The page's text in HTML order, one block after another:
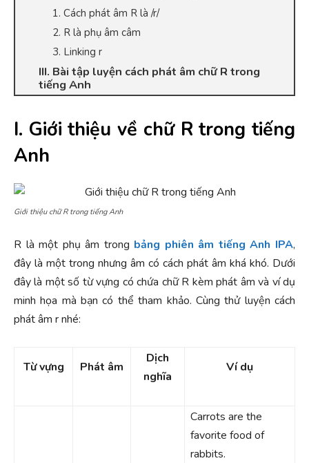
1. Cách phát âm R là /r/
2. R là phụ âm câm
3. Linking r
III. Bài tập luyện cách phát âm chữ R trong
tiếng Anh
I. Giới thiệu về chữ R trong tiếng
Anh
Giới thiệu chữ R trong tiếng Anh
R là một phụ âm trong bảng phiên âm tiếng Anh IPA,
đây là một trong nhưng âm có cách phát âm khá khó. Dưới
đây là một số từ vựng có chứa chữ R kèm phát âm và ví dụ
minh họa mà bạn có thể tham khảo. Cùng thử luyện cách
phát âm r nhé:
Từ vựng Phát âm
Dịch
nghĩa
Ví dụ
Carrots are the
favorite food of
rabbits.